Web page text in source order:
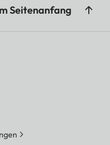
Seitenanfang